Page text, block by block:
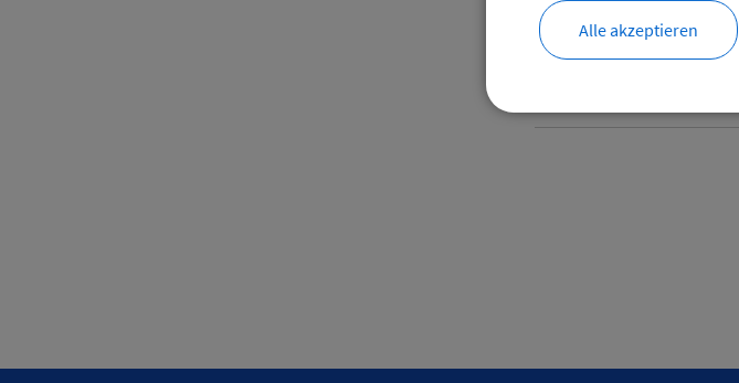
RECHTSGRUNDLAGEN
Alle akzeptieren